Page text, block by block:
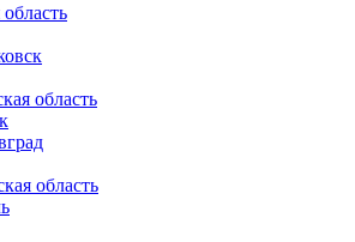
область
область